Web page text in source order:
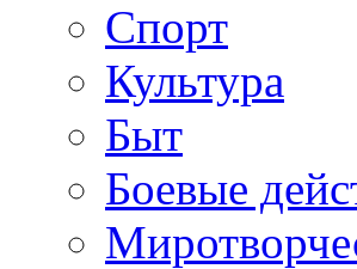
Спорт
Культура
Быт
Боевые